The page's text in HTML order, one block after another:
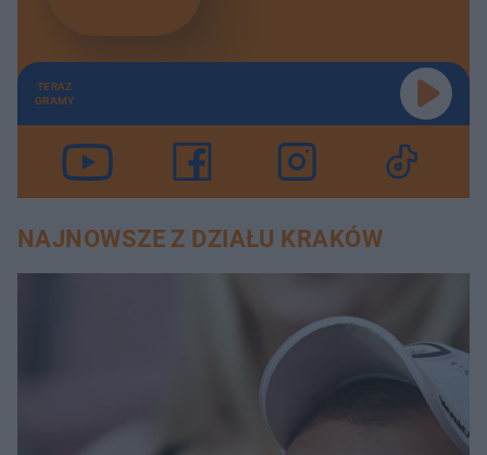
TERAZ
GRAMY
NAJNOWSZE Z DZIAŁU KRAKÓW